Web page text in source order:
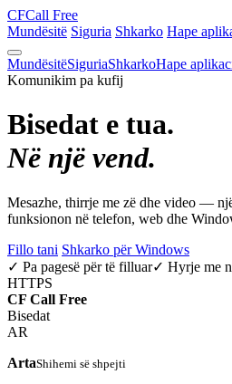
CFCall Free
Mundësitë Siguria Shkarko Hape
MundësitëSiguriaShkarkoHape
Komunikim pa kufij
Bisedat e tua.
Në një vend.
Mesazhe, thirrje me zë dhe video —
funksionon në telefon, web dhe
Fillo tani Shkarko për Windows
✓ Pa pagesë për të filluar✓ Hyrje me
HTTPS
CF Call Free
Bisedat
AR
ArtaShihemi së shpejti